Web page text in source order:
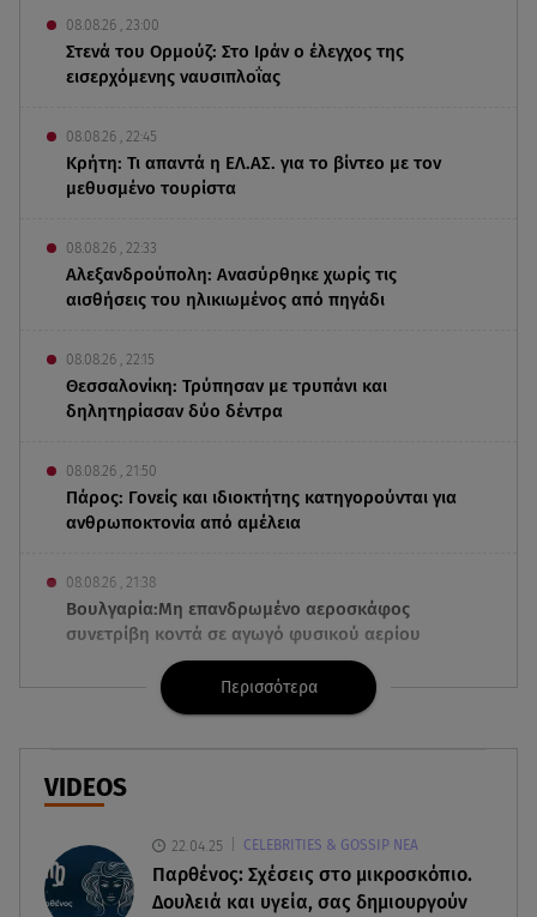
08.08.26 , 23:00
Στενά του Ορμούζ: Στο Ιράν ο έλεγχος της
εισερχόμενης ναυσιπλοΐας
08.08.26 , 22:45
Κρήτη: Τι απαντά η ΕΛ.ΑΣ. για το βίντεο με τον
μεθυσμένο τουρίστα
08.08.26 , 22:33
Αλεξανδρούπολη: Ανασύρθηκε χωρίς τις
αισθήσεις του ηλικιωμένος από πηγάδι
08.08.26 , 22:15
Θεσσαλονίκη: Τρύπησαν με τρυπάνι και
δηλητηρίασαν δύο δέντρα
08.08.26 , 21:50
Πάρος: Γονείς και ιδιοκτήτης κατηγορούνται για
ανθρωποκτονία από αμέλεια
08.08.26 , 21:38
Βουλγαρία:Μη επανδρωμένο αεροσκάφος
συνετρίβη κοντά σε αγωγό φυσικού αερίου
Φωτιά στην Αττικοβοιωτία: Ενέργεια ίση με έξι
ατομικές βόμβες
08.08.26 , 21:20
«Ισλαμικό ΝΑΤΟ»: Πώς επηρεάζεται η Ελλάδα
από τη νέα συμμαχία
Περισσότερα
VIDEOS
22.04.25 CELEBRITIES & GOSSIP ΝΕΑ
Παρθένος: Σχέσεις στο μικροσκόπιο.
Δουλειά και υγεία, σας δημιουργούν